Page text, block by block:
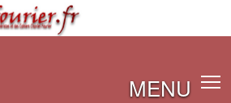
MENU